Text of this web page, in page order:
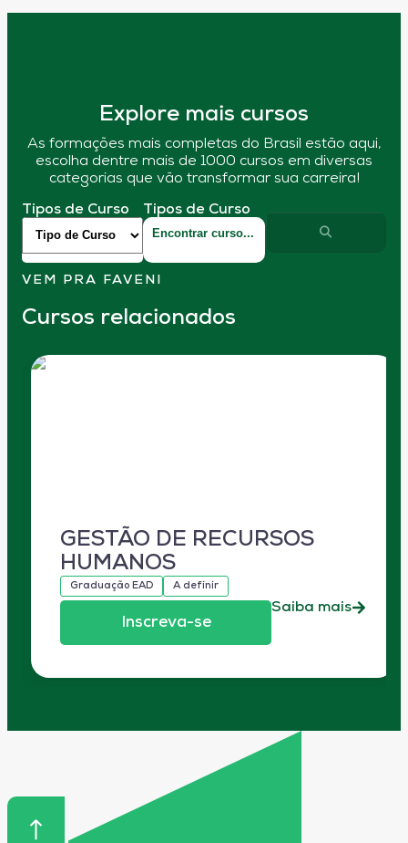
Explore mais cursos
As formações mais completas do Brasil estão aqui,
escolha dentre mais de 1000 cursos em diversas
categorias que vão transformar sua carreira!
Tipos de Curso Tipos de Curso
VEM PRA FAVENI
Cursos relacionados
GESTÃO DE RECURSOS
HUMANOS
Graduação EAD A definir
Inscreva-se
Saiba mais